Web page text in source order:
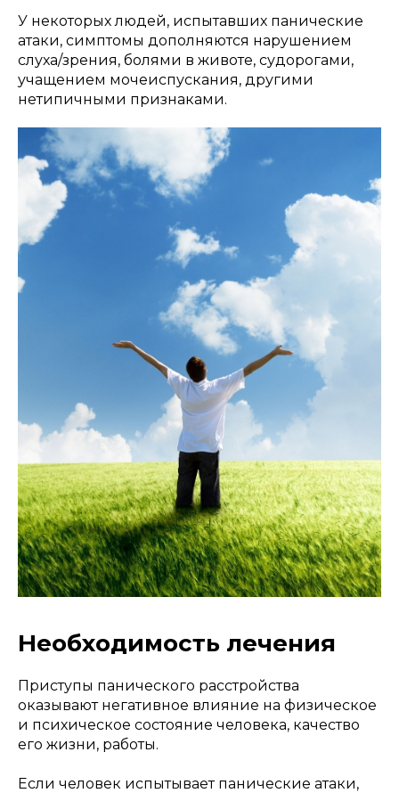
У некоторых людей, испытавших панические
атаки, симптомы дополняются нарушением
слуха/зрения, болями в животе, судорогами,
учащением мочеиспускания, другими
нетипичными признаками.
Необходимость лечения
Приступы панического расстройства
оказывают негативное влияние на физическое
и психическое состояние человека, качество
его жизни, работы.
Если человек испытывает панические атаки,